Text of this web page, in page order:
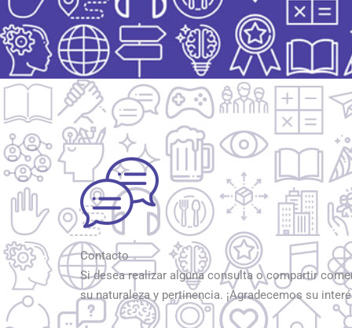
Contacto
Si desea realizar alguna consulta o compartir
su naturaleza y pertinencia. ¡Agradecemos su